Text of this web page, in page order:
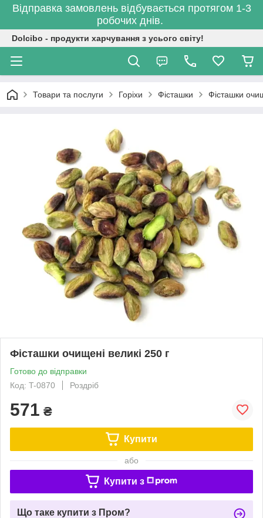
Відправка замовлень відбувається протягом 1-3
робочих днів.
Dolcibo - продукти харчування з усього світу!
Товари та послуги Горіхи Фісташки Фісташки
Фісташки очищені великі 250 г
Готово до відправки
Код: T-0870
Роздріб
571 ₴
Купити
або
Купити з
Що таке купити з Пром?